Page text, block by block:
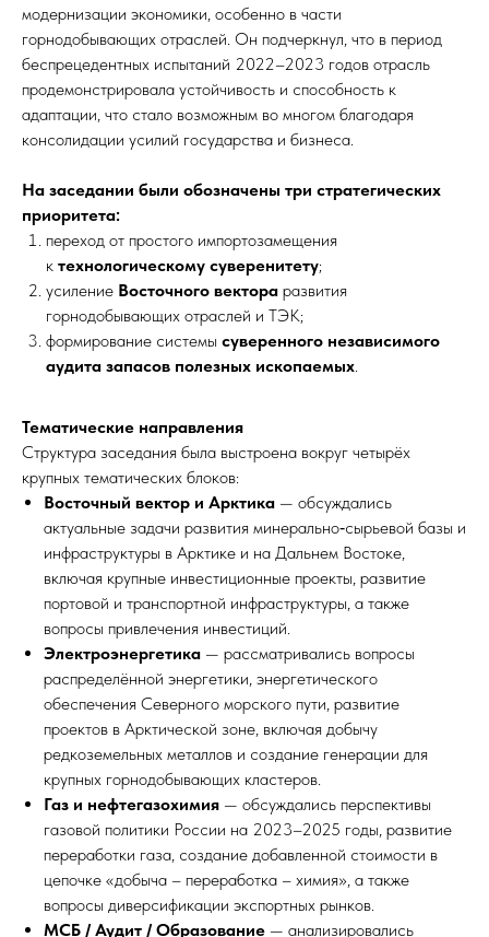
модернизации экономики, особенно в части
горнодобывающих отраслей. Он подчеркнул, что в период
беспрецедентных испытаний 2022–2023 годов отрасль
продемонстрировала устойчивость и способность к
адаптации, что стало возможным во многом благодаря
консолидации усилий государства и бизнеса.​
На заседании были обозначены три стратегических
приоритета:
переход от простого импортозамещения
к технологическому суверенитету;
усиление Восточного вектора развития
горнодобывающих отраслей и ТЭК;
формирование системы суверенного независимого
аудита запасов полезных ископаемых.
Тематические направления
Структура заседания была выстроена вокруг четырёх
крупных тематических блоков:​
Восточный вектор и Арктика — обсуждались
актуальные задачи развития минерально‑сырьевой базы и
инфраструктуры в Арктике и на Дальнем Востоке,
включая крупные инвестиционные проекты, развитие
портовой и транспортной инфраструктуры, а также
вопросы привлечения инвестиций.​
Электроэнергетика — рассматривались вопросы
распределённой энергетики, энергетического
обеспечения Северного морского пути, развитие
проектов в Арктической зоне, включая добычу
редкоземельных металлов и создание генерации для
крупных горнодобывающих кластеров.​
Газ и нефтегазохимия — обсуждались перспективы
газовой политики России на 2023–2025 годы, развитие
переработки газа, создание добавленной стоимости в
цепочке «добыча – переработка – химия», а также
вопросы диверсификации экспортных рынков.​
МСБ / Аудит / Образование — анализировались